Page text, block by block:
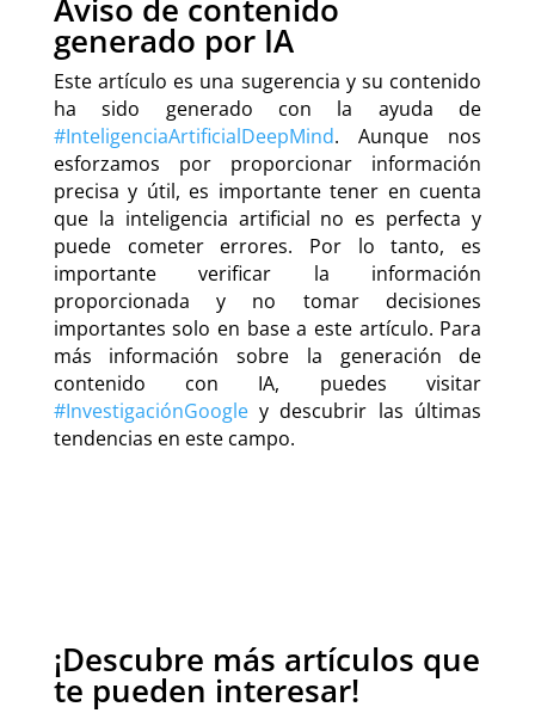
Aviso de contenido
generado por IA
Este artículo es una sugerencia y su contenido
ha sido generado con la ayuda de
#InteligenciaArtificialDeepMind. Aunque nos
esforzamos por proporcionar información
precisa y útil, es importante tener en cuenta
que la inteligencia artificial no es perfecta y
puede cometer errores. Por lo tanto, es
importante verificar la información
proporcionada y no tomar decisiones
importantes solo en base a este artículo. Para
más información sobre la generación de
contenido con IA, puedes visitar
#InvestigaciónGoogley descubrir las últimas
tendencias en este campo.
¡Descubre más artículos que
te pueden interesar!